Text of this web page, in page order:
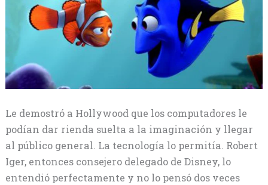
Le demostró a Hollywood que los computadores le
podían dar rienda suelta a la imaginación y llegar
al público general. La tecnología lo permitía. Robert
Iger, entonces consejero delegado de Disney, lo
entendió perfectamente y no lo pensó dos veces